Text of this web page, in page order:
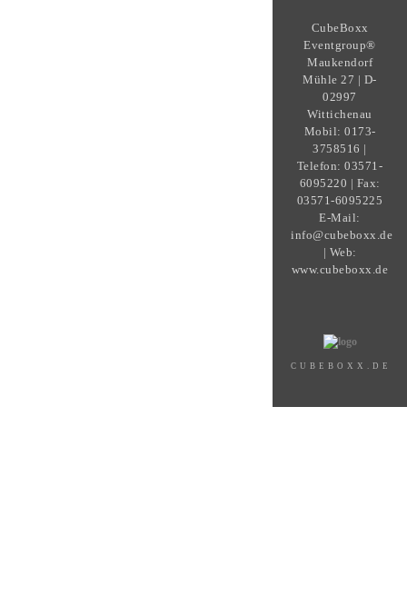
CubeBoxx
Eventgroup®
Maukendorf
Mühle 27 | D-
02997
Wittichenau
Mobil: 0173-
3758516 |
Telefon: 03571-
6095220 | Fax:
03571-6095225
E-Mail:
info@cubeboxx.de
| Web:
www.cubeboxx.de
CUBEBOXX.DE